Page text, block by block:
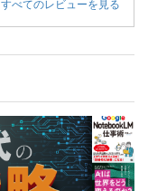
すべてのレビューを見る